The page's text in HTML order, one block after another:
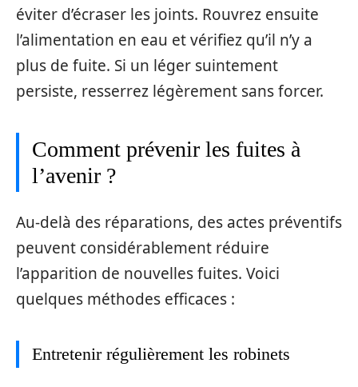
éviter d’écraser les joints. Rouvrez ensuite
l’alimentation en eau et vérifiez qu’il n’y a
plus de fuite. Si un léger suintement
persiste, resserrez légèrement sans forcer.
Comment prévenir les fuites à
l’avenir ?
Au-delà des réparations, des actes préventifs
peuvent considérablement réduire
l’apparition de nouvelles fuites. Voici
quelques méthodes efficaces :
Entretenir régulièrement les robinets